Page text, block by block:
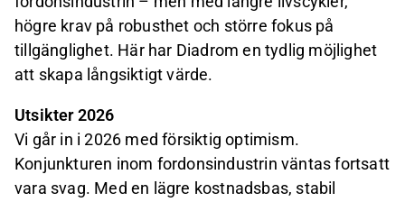
högre krav på robusthet och större fokus på
tillgänglighet. Här har Diadrom en tydlig möjlighet
att skapa långsiktigt värde.
Utsikter 2026
Vi går in i 2026 med försiktig optimism.
Konjunkturen inom fordonsindustrin väntas fortsatt
vara svag. Med en lägre kostnadsbas, stabil